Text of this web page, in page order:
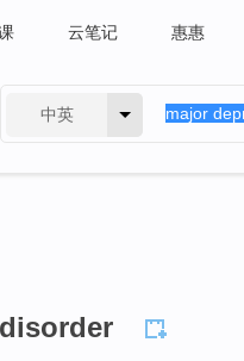
云笔记 惠惠
中英